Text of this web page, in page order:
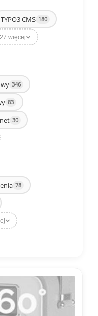
TYPO3 CMS 180
więcej
346
83
30
78